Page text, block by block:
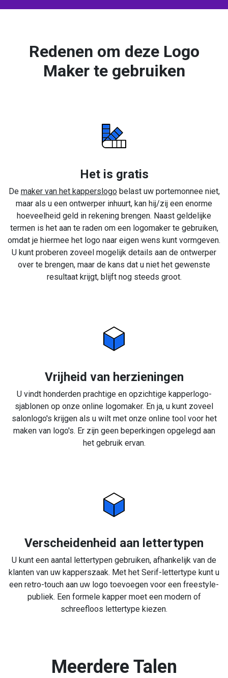
Redenen om deze Logo
Maker te gebruiken
Het is gratis
De maker van het kapperslogobelast uw portemonnee niet,
maar als u een ontwerper inhuurt, kan hij/zij een enorme
hoeveelheid geld in rekening brengen. Naast geldelijke
termen is het aan te raden om een logomaker te gebruiken,
omdat je hiermee het logo naar eigen wens kunt vormgeven.
U kunt proberen zoveel mogelijk details aan de ontwerper
over te brengen, maar de kans dat u niet het gewenste
resultaat krijgt, blijft nog steeds groot.
Vrijheid van herzieningen
U vindt honderden prachtige en opzichtige kapperlogo-
sjablonen op onze online logomaker. En ja, u kunt zoveel
salonlogo's krijgen als u wilt met onze online tool voor het
maken van logo's. Er zijn geen beperkingen opgelegd aan
het gebruik ervan.
Verscheidenheid aan lettertypen
U kunt een aantal lettertypen gebruiken, afhankelijk van de
klanten van uw kapperszaak. Met het Serif-lettertype kunt u
een retro-touch aan uw logo toevoegen voor een freestyle-
publiek. Een formele kapper moet een modern of
schreefloos lettertype kiezen.
Meerdere Talen